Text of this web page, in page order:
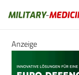
Anzeige